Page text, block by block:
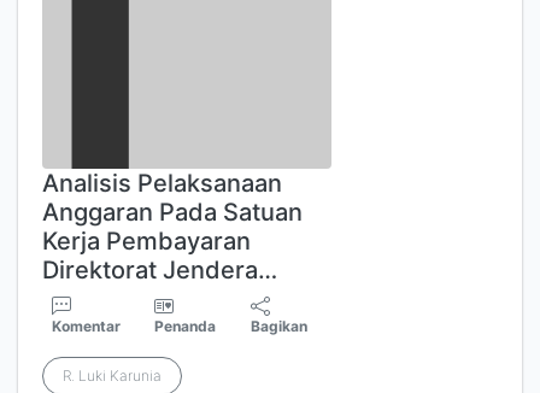
Analisis Pelaksanaan
Anggaran Pada Satuan
Kerja Pembayaran
Direktorat Jendera…
Komentar Penanda Bagikan
R. Luki Karunia